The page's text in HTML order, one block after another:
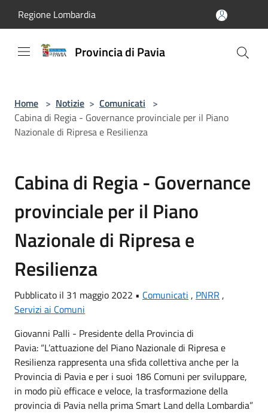
Regione Lombardia
Provincia di Pavia
Home > Notizie > Comunicati >
Cabina di Regia - Governance provinciale per il Piano
Nazionale di Ripresa e Resilienza
Cabina di Regia - Governance
provinciale per il Piano
Nazionale di Ripresa e
Resilienza
Pubblicato il 31 maggio 2022 • Comunicati , PNRR ,
Servizi ai Comuni
Giovanni Palli - Presidente della Provincia di
Pavia: “L’attuazione del Piano Nazionale di Ripresa e
Resilienza rappresenta una sfida collettiva anche per la
Provincia di Pavia e per i suoi 186 Comuni per sviluppare,
in modo più efficace e veloce, la trasformazione della
provincia di Pavia nella prima Smart Land della Lombardia”